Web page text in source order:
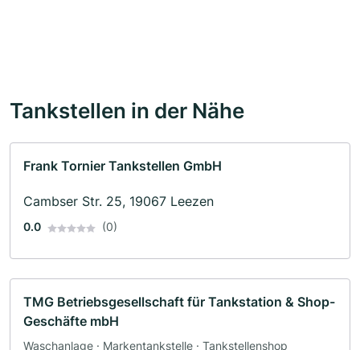
Tankstellen in der Nähe
Frank Tornier Tankstellen GmbH
Cambser Str. 25, 19067 Leezen
0.0 (0)
TMG Betriebsgesellschaft für Tankstation & Shop-
Geschäfte mbH
Waschanlage · Markentankstelle · Tankstellenshop